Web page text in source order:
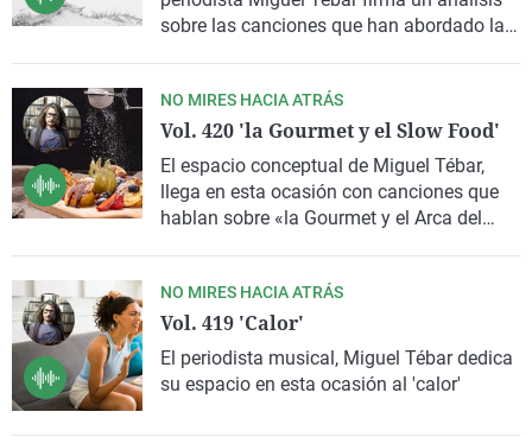
La rosa de los vientos
Gente viajera
Caso
Retornados
Operación Viuda
Extremadura
Galicia
Navarra
País Vasco
Virales
Televisión
sobre las canciones que han abordado la
presentador de Más de uno Murcia,
Vigara
NO MIRES HACIA ATRÁS
Vol. 420 'la Gourmet y el Slow Food'
El espacio conceptual de Miguel Tébar,
llega en esta ocasión con canciones que
hablan sobre «la Gourmet y el Arca del
NO MIRES HACIA ATRÁS
Vol. 419 'Calor'
El periodista musical, Miguel Tébar dedica
su espacio en esta ocasión al 'calor'